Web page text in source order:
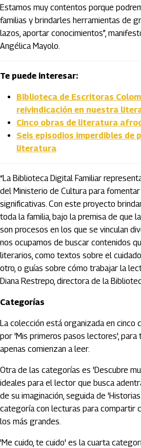
Estamos muy contentos porque
familias y brindarles herramientas de
lazos, aportar conocimientos”,
Angélica Mayolo.
Te puede interesar:
Biblioteca de Escritoras
reivindicación en nuestra
Cinco obras de literatura
Seis episodios imperdibles de
literatura
“La Biblioteca Digital Familiar
del Ministerio de Cultura para
significativas. Con este proyecto
toda la familia, bajo la premisa de que
son procesos en los que se vinculan
nos ocupamos de buscar contenidos
literarios, como textos sobre el
otro, o guías sobre cómo trabajar la
Diana Restrepo, directora de la
Categorías
La colección está organizada en cinco
por 'Mis primeros pasos lectores', para
apenas comienzan a leer.
Otra de las categorías es 'Descubre
ideales para el lector que busca
de su imaginación, seguida de
categoría con lecturas para compartir
los más grandes.
'Me cuido, te cuido' es la cuarta